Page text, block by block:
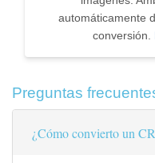
automáticamente
conversión.
Preguntas
¿Cómo convierto un